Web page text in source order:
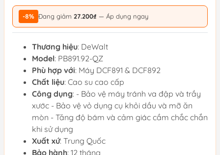
-8% Đang giảm 27.200₫ — Áp dụng ngay
Thương hiệu: DeWalt
Model: PB891.92-QZ
Phù hợp với: Máy DCF891 & DCF892
Chất liệu: Cao su cao cấp
Công dụng: - Bảo vệ máy tránh va đập và trầy
xước - Bảo vệ vỏ dụng cụ khỏi dầu và mỡ ăn
mòn - Tăng độ bám và cảm giác cầm chắc chắn
khi sử dụng
Xuất xứ: Trung Quốc
Bảo hành: 12 tháng